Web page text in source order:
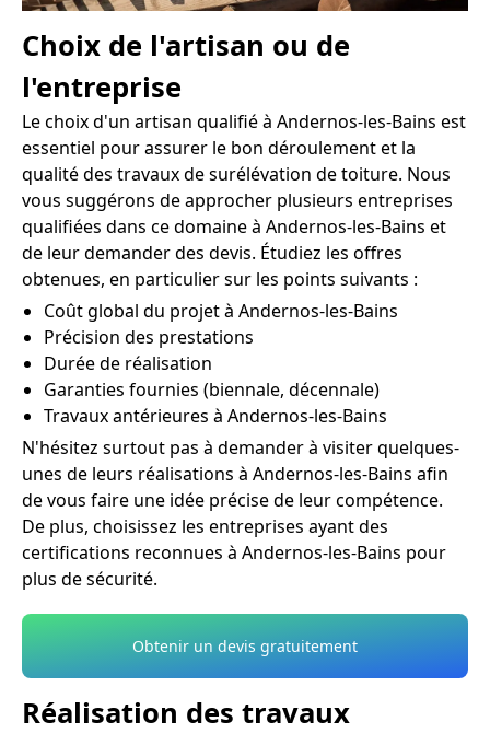
Choix de l'artisan ou de
l'entreprise
Le choix d'un artisan qualifié à Andernos-les-Bains est
essentiel pour assurer le bon déroulement et la
qualité des travaux de surélévation de toiture. Nous
vous suggérons de approcher plusieurs entreprises
qualifiées dans ce domaine à Andernos-les-Bains et
de leur demander des devis. Étudiez les offres
obtenues, en particulier sur les points suivants :
Coût global du projet à Andernos-les-Bains
Précision des prestations
Durée de réalisation
Garanties fournies (biennale, décennale)
Travaux antérieures à Andernos-les-Bains
N'hésitez surtout pas à demander à visiter quelques-
unes de leurs réalisations à Andernos-les-Bains afin
de vous faire une idée précise de leur compétence.
De plus, choisissez les entreprises ayant des
certifications reconnues à Andernos-les-Bains pour
plus de sécurité.
Obtenir un devis gratuitement
Réalisation des travaux